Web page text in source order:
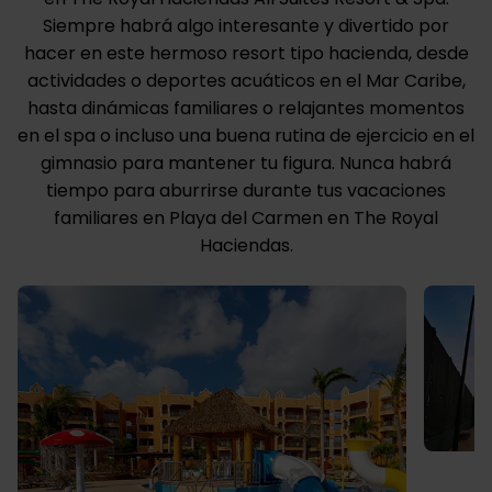
Siempre habrá algo interesante y divertido por
hacer en este hermoso resort tipo hacienda, desde
actividades o deportes acuáticos en el Mar Caribe,
hasta dinámicas familiares o relajantes momentos
en el spa o incluso una buena rutina de ejercicio en el
gimnasio para mantener tu figura. Nunca habrá
tiempo para aburrirse durante tus vacaciones
familiares en Playa del Carmen en The Royal
Haciendas.